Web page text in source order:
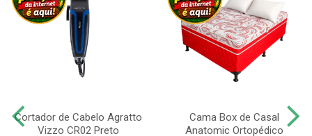
Cortador de Cabelo Agratto
Vizzo CR02 Preto
Cama Box de Casal
Anatomic Ortopédico